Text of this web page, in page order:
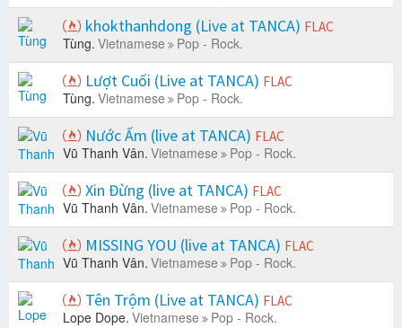
khokthanhdong (Live at TANCA) FLAC
Tùng. Vietnamese Pop - Rock.
Lượt Cuối (Live at TANCA) FLAC
Tùng. Vietnamese Pop - Rock.
Nước Ấm (live at TANCA) FLAC
Vũ Thanh Vân. Vietnamese Pop - Rock.
Xin Đừng (live at TANCA) FLAC
Vũ Thanh Vân. Vietnamese Pop - Rock.
MISSING YOU (live at TANCA) FLAC
Vũ Thanh Vân. Vietnamese Pop - Rock.
Tên Trộm (Live at TANCA) FLAC
Lope Dope. Vietnamese Pop - Rock.